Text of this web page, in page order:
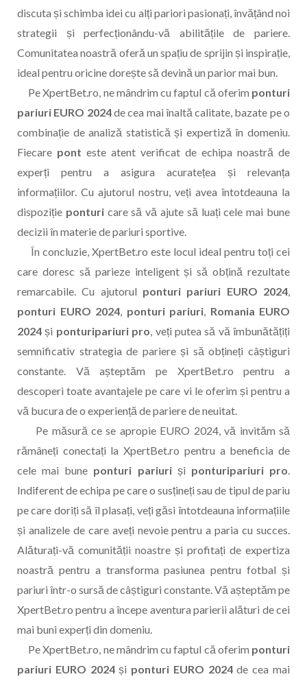
discuta și schimba idei cu alți pariori pasionați, învățând noi
strategii și perfecționându-vă abilitățile de pariere.
Comunitatea noastră oferă un spațiu de sprijin și inspirație,
ideal pentru oricine dorește să devină un parior mai bun.
Pe XpertBet.ro, ne mândrim cu faptul că oferim ponturi
pariuri EURO 2024de cea mai înaltă calitate, bazate pe o
combinație de analiză statistică și expertiză în domeniu.
Fiecare pont este atent verificat de echipa noastră de
experți pentru a asigura acuratețea și relevanța
informațiilor. Cu ajutorul nostru, veți avea întotdeauna la
dispoziție ponturicare să vă ajute să luați cele mai bune
decizii în materie de pariuri sportive.
În concluzie, XpertBet.ro este locul ideal pentru toți cei
care doresc să parieze inteligent și să obțină rezultate
remarcabile. Cu ajutorul ponturi pariuri EURO 2024,
ponturi EURO 2024, ponturi pariuri, Romania EURO
2024 și ponturipariuri pro, veți putea să vă îmbunătățiți
semnificativ strategia de pariere și să obțineți câștiguri
constante. Vă așteptăm pe XpertBet.ro pentru a
descoperi toate avantajele pe care vi le oferim și pentru a
vă bucura de o experiență de pariere de neuitat.
Pe măsură ce se apropie EURO 2024, vă invităm să
rămâneți conectați la XpertBet.ro pentru a beneficia de
cele mai bune ponturi pariuriși ponturipariuri pro.
Indiferent de echipa pe care o susțineți sau de tipul de pariu
pe care doriți să îl plasați, veți găsi întotdeauna informațiile
și analizele de care aveți nevoie pentru a paria cu succes.
Alăturați-vă comunității noastre și profitați de expertiza
noastră pentru a transforma pasiunea pentru fotbal și
pariuri într-o sursă de câștiguri constante. Vă așteptăm pe
XpertBet.ro pentru a începe aventura parierii alături de cei
mai buni experți din domeniu.
Pe XpertBet.ro, ne mândrim cu faptul că oferim ponturi
pariuri EURO 2024și ponturi EURO 2024de cea mai